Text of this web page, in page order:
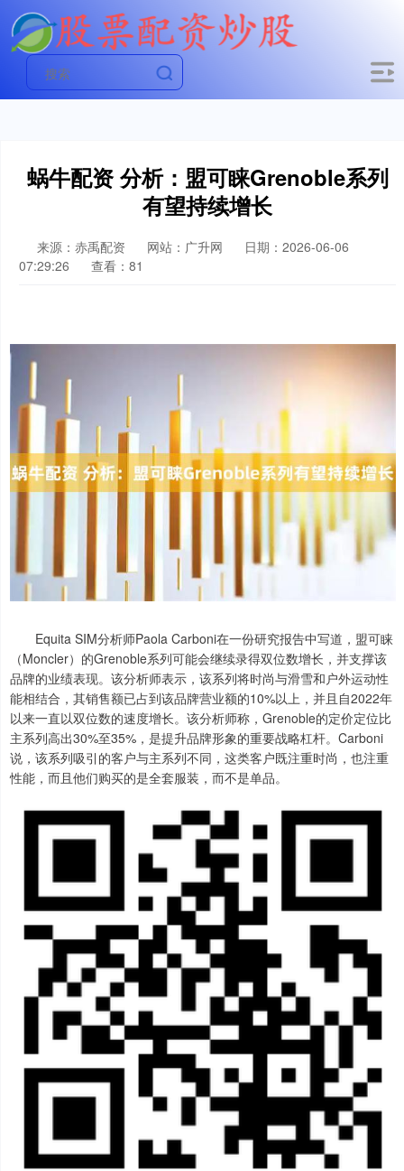
蜗牛配资 分析：盟可睐Grenoble系列
有望持续增长
来源：赤禹配资 网站：广升网
日期：2026-06-06
07:29:26
查看：81
Equita SIM分析师Paola Carboni在一份研究报告中写道，盟可睐
（Moncler）的Grenoble系列可能会继续录得双位数增长，并支撑该
品牌的业绩表现。该分析师表示，该系列将时尚与滑雪和户外运动性
能相结合，其销售额已占到该品牌营业额的10%以上，并且自2022年
以来一直以双位数的速度增长。该分析师称，Grenoble的定价定位比
主系列高出30%至35%，是提升品牌形象的重要战略杠杆。Carboni
说，该系列吸引的客户与主系列不同，这类客户既注重时尚，也注重
性能，而且他们购买的是全套服装，而不是单品。